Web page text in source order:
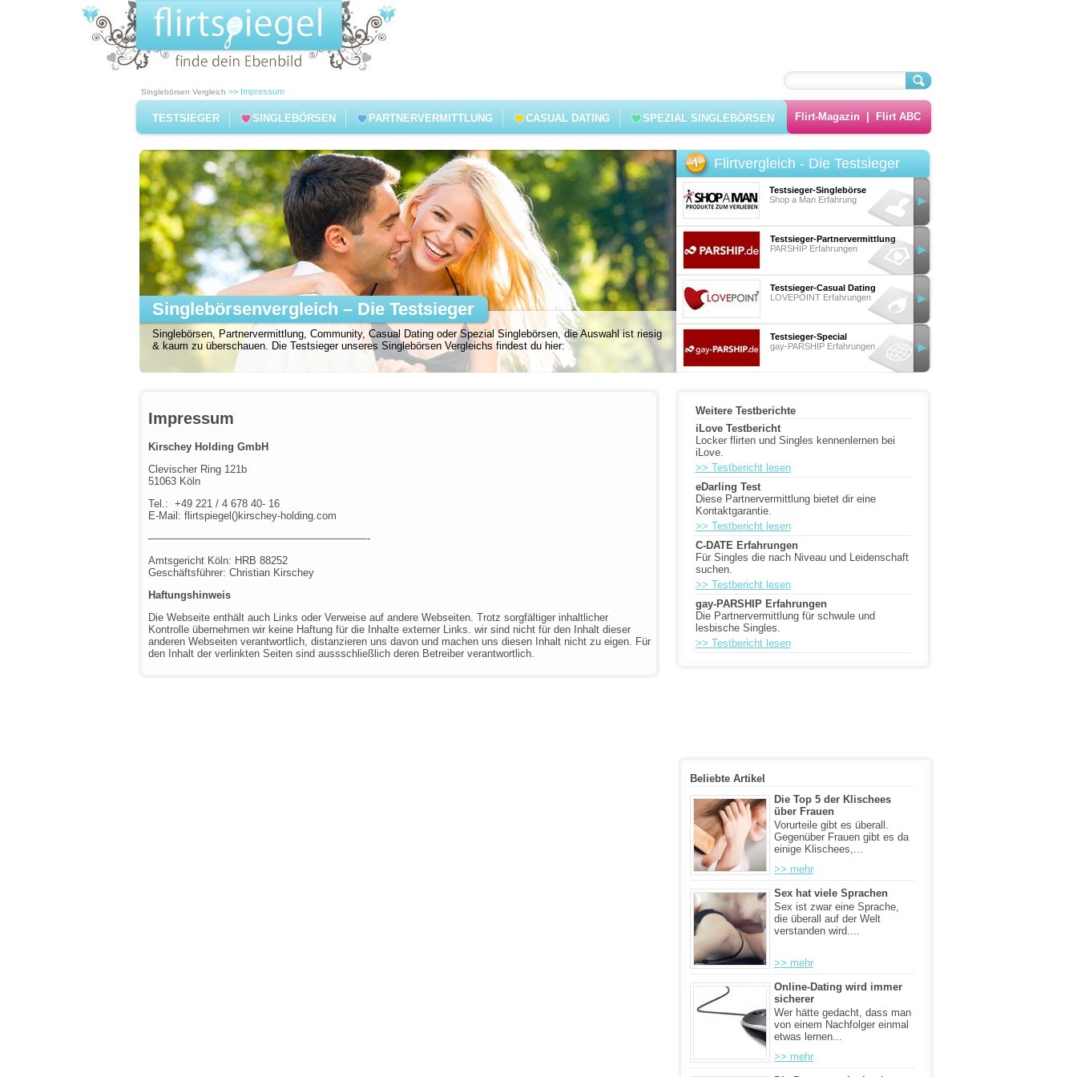
Singlebörsen Vergleich >> Impressum
TESTSIEGER SINGLEBÖRSEN PARTNERVERMITTLUNG CASUAL DATING SPEZIAL SINGLEBÖRSEN Flirt-Magazin|Flirt ABC
Singlebörsen, Partnervermittlung, Community, Casual Dating oder Spezial Singlebörsen, die Auswahl ist riesig
& kaum zu überschauen. Die Testsieger unseres Singlebörsen Vergleichs findest du hier:
Singlebörsenvergleich – Die Testsieger
Flirtvergleich - Die Testsieger
Testsieger-Singlebörse
Shop a Man Erfahrung
Testsieger-Partnervermittlung
PARSHIP Erfahrungen
Testsieger-Casual Dating
LOVEPOINT Erfahrungen
Testsieger-Special
gay-PARSHIP Erfahrungen
Impressum
Kirschey Holding GmbH
Clevischer Ring 121b
51063 Köln
Tel.: +49 221 / 4 678 40- 16
E-Mail: flirtspiegel()kirschey-holding.com
—————————————————————-
Amtsgericht Köln: HRB 88252
Geschäftsführer: Christian Kirschey
Haftungshinweis
Die Webseite enthält auch Links oder Verweise auf andere Webseiten. Trotz sorgfältiger inhaltlicher
Kontrolle übernehmen wir keine Haftung für die Inhalte externer Links. wir sind nicht für den Inhalt dieser
anderen Webseiten verantwortlich, distanzieren uns davon und machen uns diesen Inhalt nicht zu eigen. Für
den Inhalt der verlinkten Seiten sind aussschließlich deren Betreiber verantwortlich.
Weitere Testberichte
iLove Testbericht
Locker flirten und Singles kennenlernen bei
iLove.
>> Testbericht lesen
eDarling Test
Diese Partnervermittlung bietet dir eine
Kontaktgarantie.
>> Testbericht lesen
C-DATE Erfahrungen
Für Singles die nach Niveau und Leidenschaft
suchen.
>> Testbericht lesen
gay-PARSHIP Erfahrungen
Die Partnervermittlung für schwule und
lesbische Singles.
>> Testbericht lesen
Beliebte Artikel
Die Top 5 der Klischees
über Frauen
Vorurteile gibt es überall.
Gegenüber Frauen gibt es da
einige Klischees,...
>> mehr
Sex hat viele Sprachen
Sex ist zwar eine Sprache,
die überall auf der Welt
verstanden wird....
>> mehr
Online-Dating wird immer
sicherer
Wer hätte gedacht, dass man
von einem Nachfolger einmal
etwas lernen...
>> mehr